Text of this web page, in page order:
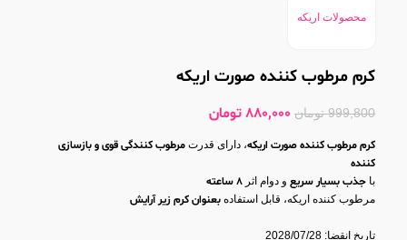
محصولات اریکه
کرم مرطوب کننده صورت اریکه
999,800 تومان 880,000تومان
کرم مرطوب کننده صورت اریکه، دارای قدرت مرطوب کنندگی قوی و بازسازی
کننده
با جذب بسیار سریع و دوام اثر 8 ساعته
مرطوب کننده اریکه، قابل استفاده بعنوان کرم زیر آرایش
حاوی نسل جدید ترکیبات مرطوب کننده با قدرت آبرسانی بسیار قوی
تاریخ انقضا: 2028/07/28